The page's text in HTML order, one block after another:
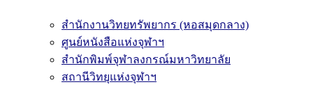
สำนักงานวิทยทรัพยากร (หอสมุดกลาง)
ศูนย์หนังสือแห่งจุฬาฯ
สำนักพิมพ์จุฬาลงกรณ์มหาวิทยาลัย
สถานีวิทยุแห่งจุฬาฯ